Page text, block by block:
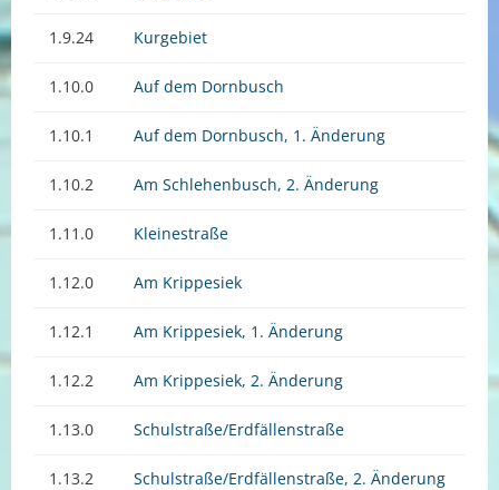
1.9.24 Kurgebiet
1.10.0 Auf dem Dornbusch
1.10.1 Auf dem Dornbusch, 1. Änderung
1.10.2 Am Schlehenbusch, 2. Änderung
1.11.0 Kleinestraße
1.12.0 Am Krippesiek
1.12.1 Am Krippesiek, 1. Änderung
1.12.2 Am Krippesiek, 2. Änderung
1.13.0 Schulstraße/Erdfällenstraße
1.13.2 Schulstraße/Erdfällenstraße, 2. Änderung